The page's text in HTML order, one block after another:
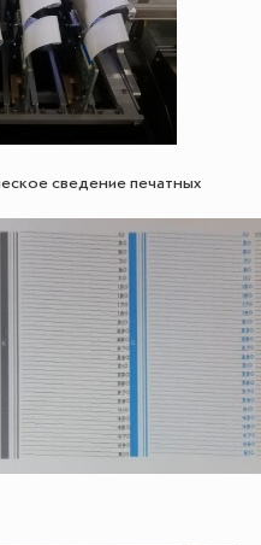
сведение печатных